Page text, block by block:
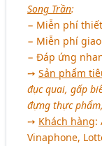
Song Trần:
− Miễn phí
− Miễn phí
− Đáp ứng
➙Sản phẩm
đục quai, gấp
đựng thực
➙ Khách hàng:
Vinaphone,